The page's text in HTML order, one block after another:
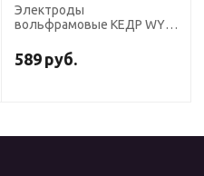
Электроды
вольфрамовые КЕДР WY-
(темно-синий) DC
589 руб.